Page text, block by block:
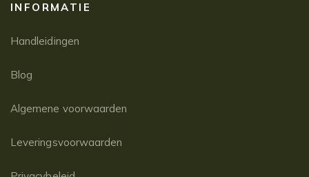
INFORMATIE
Handleidingen
Blog
Algemene voorwaarden
Leveringsvoorwaarden